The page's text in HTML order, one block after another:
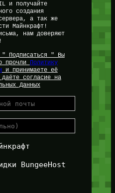
и получайте
создания
а так же
Майнкрафт!
нам доверяют
" Подписаться " Вы
прочли
Политику
и принимаете её
согласие на
Данных
BungeeHost